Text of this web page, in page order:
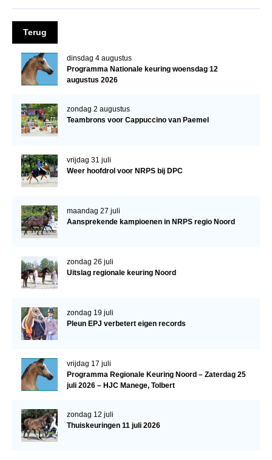
Veulens en merries
Zoek een NRPS paard
PEDIGREE ONLINE
Onze fokkerij
Fokprogramma's en registratie
NRPS-Boegbeeld
Cornage
WBSFH
Dekhengsten
HENGSTEN ONLINE
Hengstenselectie
Informatie Hengstenkeuring
Terug
dinsdag 4 augustus
Programma Nationale keuring woensdag 12
augustus 2026
zondag 2 augustus
Teambrons voor Cappuccino van Paemel
vrijdag 31 juli
Weer hoofdrol voor NRPS bij DPC
maandag 27 juli
Aansprekende kampioenen in NRPS regio Noord
zondag 26 juli
Uitslag regionale keuring Noord
zondag 19 juli
Pleun EPJ verbetert eigen records
vrijdag 17 juli
Programma Regionale Keuring Noord – Zaterdag 25
juli 2026 – HJC Manege, Tolbert
zondag 12 juli
Thuiskeuringen 11 juli 2026